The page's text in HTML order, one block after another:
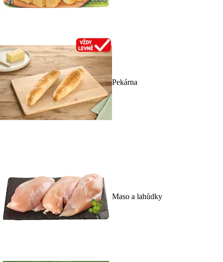
Pekárna
Maso a lahůdky